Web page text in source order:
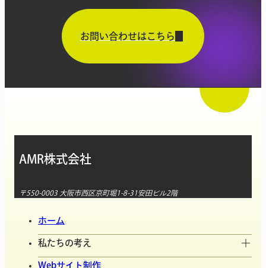
お問い合わせはこちら
AMR株式会社
〒550-0003 大阪市西区京町堀1-8-31安田ビル2階
ホーム
私たちの考え
Webサイト制作